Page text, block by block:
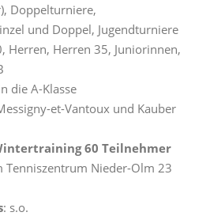
Doppelturniere,
und Doppel, Jugendturniere
Herren, Herren 35, Juniorinnen,
die A-Klasse
et-Vantoux und Kauber
60 Teilnehmer
Tenniszentrum Nieder-Olm 23
: s.o.